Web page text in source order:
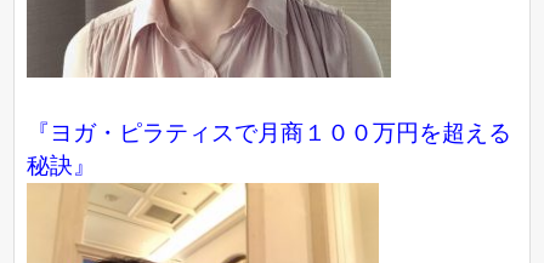
『ヨガ・ピラティスで月商１００万円を超える
秘訣』